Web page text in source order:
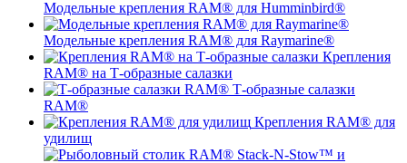
Модельные крепления RAM® для Humminbird®
Модельные крепления RAM® для Raymarine®
Крепления
RAM® на Т-образные салазки
Т-образные салазки
RAM®
Крепления RAM® для
удилищ